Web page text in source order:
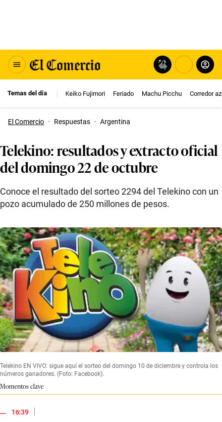
Temas del día Keiko Fujimori Feriado Machu Picchu Corredor
El Comercio · Respuestas · Argentina
Telekino: resultados y extracto oficial
del domingo 22 de octubre
Conoce el resultado del sorteo 2294 del Telekino con un
pozo acumulado de 250 millones de pesos.
Telekino EN VIVO: sigue aquí el sorteo del domingo 10 de diciembre y controla los
números ganadores. (Foto: Facebook).
Momentos clave
16:39
|